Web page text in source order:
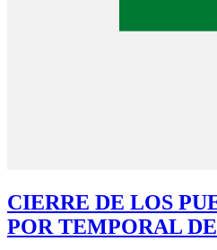
CIERRE DE LOS
POR TEMPORAL